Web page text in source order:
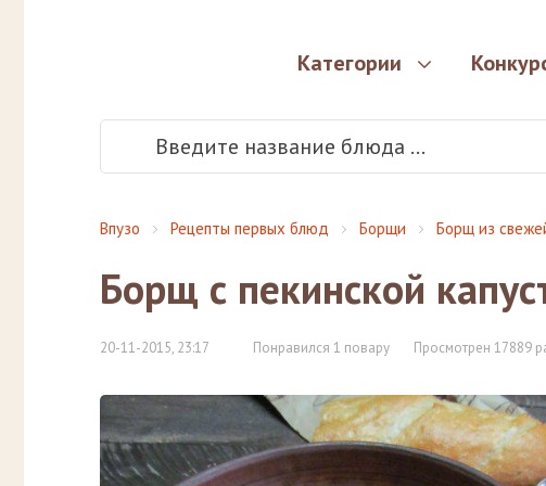
Категории
Впузо Рецепты первых блюд Борщи Борщ из
Борщ с пекинской
20-11-2015, 23:17 Понравился 1 повару Просмотрен 17889